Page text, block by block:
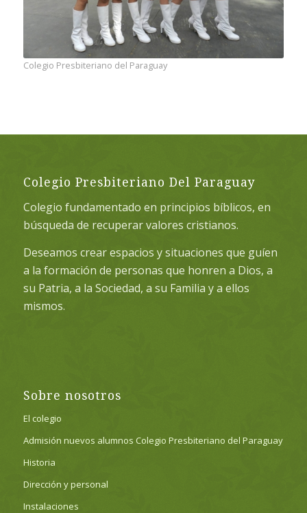
Colegio Presbiteriano del Paraguay
Colegio Presbiteriano Del Paraguay
Colegio fundamentado en principios bíblicos, en
búsqueda de recuperar valores cristianos.
Deseamos crear espacios y situaciones que guíen
a la formación de personas que honren a Dios, a
su Patria, a la Sociedad, a su Familia y a ellos
mismos.
Sobre nosotros
El colegio
Admisión nuevos alumnos Colegio Presbiteriano del Paraguay
Historia
Dirección y personal
Instalaciones